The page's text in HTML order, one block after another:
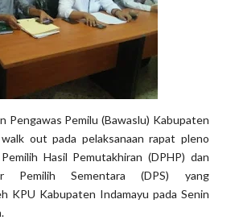
Pengawas Pemilu (Bawaslu) Kabupaten
out pada pelaksanaan rapat pleno
Hasil Pemutakhiran (DPHP) dan
Pemilih Sementara (DPS) yang
KPU Kabupaten Indamayu pada Senin